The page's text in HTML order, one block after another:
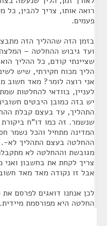
רואה אותו, צריך להבין, כל
פעמים.
בזמן הזה שההליך הזה
ועד גיבוש ההחלטה –
שציינתי קודם, כל ההליך
הליך מכוח חקירתי, שיש
אני רוצה לומר? מאד חשוב
לעניין, בוודאי להחלטות
יש בזה כמובן היבטים
התהליך, עד בעצם קבלת
שנשמר. זה כמו דו"ח
המדינה מתחיל והכל נשמר
ההחלטה בעצם התהליך
מגובשת וההחלטה לא
צריך לקחת את בחשבון ואני
אבל זו נקודה מאד מאד
לכן אנחנו דואגים לפרסם
החלטה היא מפורסמת מיידית.